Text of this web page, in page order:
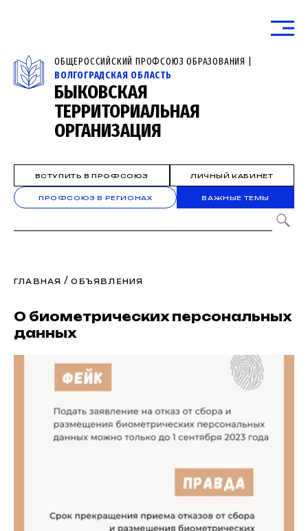
ОБЩЕРОССИЙСКИЙ ПРОФСОЮЗ ОБРАЗОВАНИЯ |
ВОЛГОГРАДСКАЯ ОБЛАСТЬ
БЫКОВСКАЯ
ТЕРРИТОРИАЛЬНАЯ
ОРГАНИЗАЦИЯ
ВСТУПИТЬ В ПРОФСОЮЗ ЛИЧНЫЙ КАБИНЕТ
ПРОФСОЮЗ В РЕГИОНАХ ВАЖНЫЕ ТЕМЫ
ГЛАВНАЯ /ОБЪЯВЛЕНИЯ
О биометрических персональных
данных